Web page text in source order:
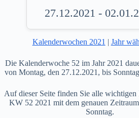
27.12.2021 -
Kalenderwochen 2021 | Jahr
Die Kalenderwoche 52 im Jahr 2021
von Montag, den 27.12.2021, bis
Auf dieser Seite finden Sie alle
KW 52 2021 mit dem genauen
Sonntag.